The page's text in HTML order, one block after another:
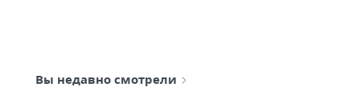
Вы недавно смотрели